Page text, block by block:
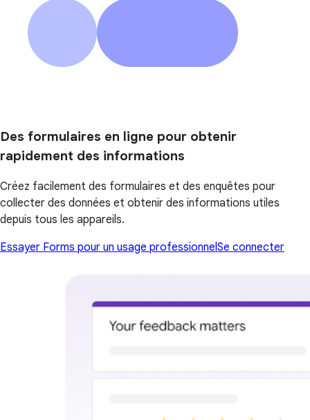
Des formulaires en ligne pour obtenir
rapidement des informations
Créez facilement des formulaires et des enquêtes pour
collecter des données et obtenir des informations utiles
depuis tous les appareils.
Essayer Forms pour un usage professionnelSe connecter